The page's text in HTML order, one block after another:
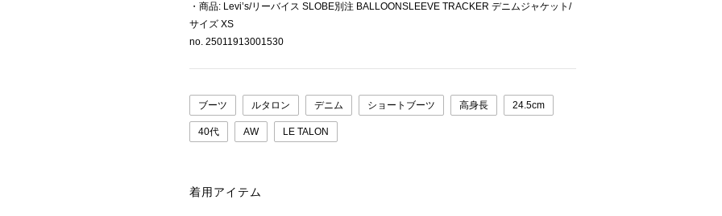
・商品: Levi’s/リーバイス SLOBE別注 BALLOONSLEEVE TRACKER デニムジャケット/
サイズ XS
no. 25011913001530
ブーツ ルタロン デニム ショートブーツ 高身長 24.5cm
40代 AW LE TALON
着用アイテム